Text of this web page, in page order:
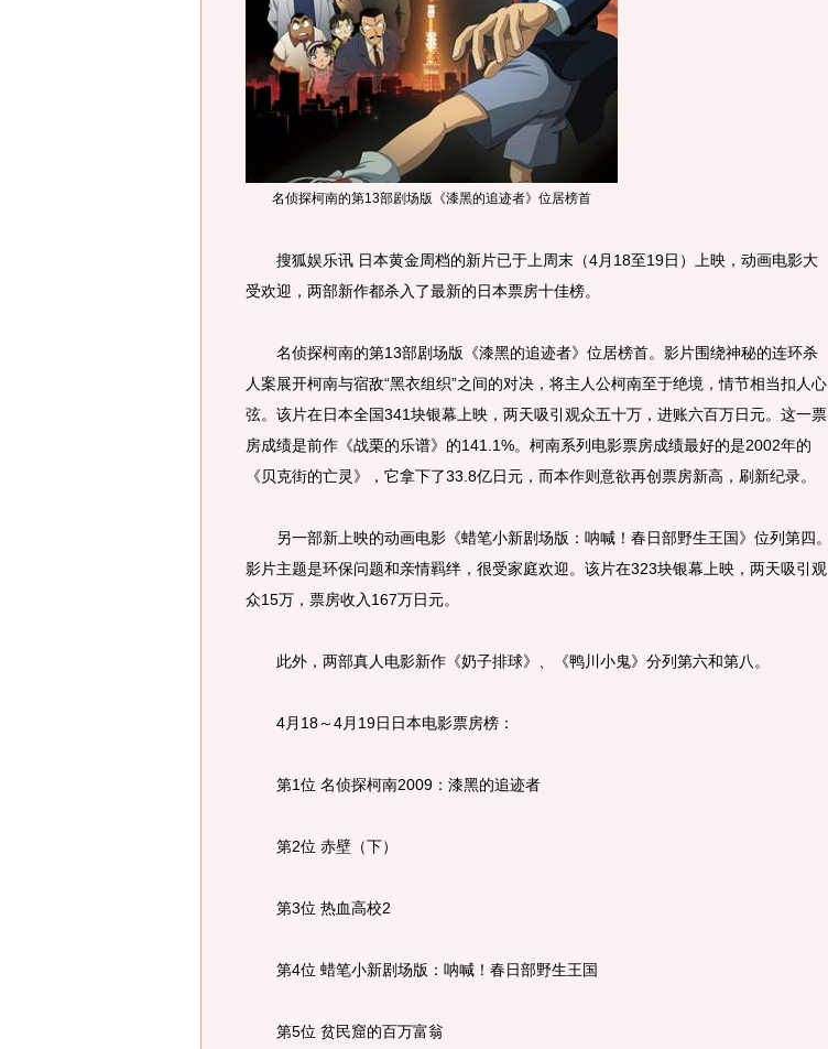
名侦探柯南的第13部剧场版《漆黑的追迹者》位居榜首
搜狐娱乐讯 日本黄金周档的新片已于上周末（4月18至19日）上映，动画电影大
受欢迎，两部新作都杀入了最新的日本票房十佳榜。
名侦探柯南的第13部剧场版《漆黑的追迹者》位居榜首。影片围绕神秘的连环杀
人案展开柯南与宿敌“黑衣组织”之间的对决，将主人公柯南至于绝境，情节相当扣人心
弦。该片在日本全国341块银幕上映，两天吸引观众五十万，进账六百万日元。这一票
房成绩是前作《战栗的乐谱》的141.1%。柯南系列电影票房成绩最好的是2002年的
《贝克街的亡灵》，它拿下了33.8亿日元，而本作则意欲再创票房新高，刷新纪录。
另一部新上映的动画电影《蜡笔小新剧场版：呐喊！春日部野生王国》位列第四。
影片主题是环保问题和亲情羁绊，很受家庭欢迎。该片在323块银幕上映，两天吸引观
众15万，票房收入167万日元。
此外，两部真人电影新作《奶子排球》、《鸭川小鬼》分列第六和第八。
4月18～4月19日日本电影票房榜：
第1位 名侦探柯南2009：漆黑的追迹者
第2位 赤壁（下）
第3位 热血高校2
第4位 蜡笔小新剧场版：呐喊！春日部野生王国
第5位 贫民窟的百万富翁